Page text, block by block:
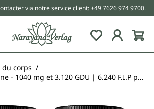
via notre service client: +49 7626 974 9700.
corps
Lot de 2: Bromelaïne - 1040 mg et 3.120 GDU | 6.240 F.I.P par dose journalière (2 gélules) - avec DR® Caps entériques - 2 x 120 gélules - par Unimedica
d'images